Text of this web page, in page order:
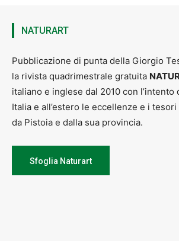
NATURART
Pubblicazione di punta della Giorgio
la rivista quadrimestrale gratuita
italiano e inglese dal 2010 con l’intento
Italia e all’estero le eccellenze e i
da Pistoia e dalla sua provincia.
Sfoglia Naturart